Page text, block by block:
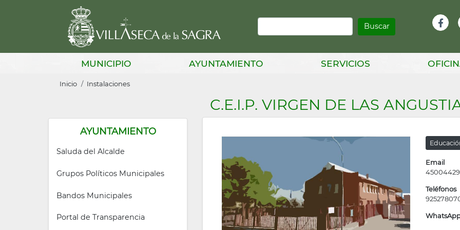
Buscar
MUNICIPIO AYUNTAMIENTO SERVICIOS
Sobrescribir
de
ayuda
a
la
Inicio Instalaciones
AYUNTAMIENTO
Saluda del Alcalde
Grupos Políticos Municipales
Bandos Municipales
Portal de Transparencia
C.E.I.P. VIRGEN DE LAS
Email
Teléfonos